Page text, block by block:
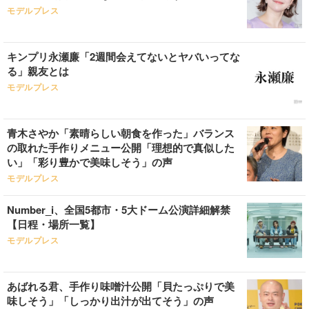
モデルプレス
キンプリ永瀬廉「2週間会えてないとヤバいってな
る」親友とは
モデルプレス
青木さやか「素晴らしい朝食を作った」バランス
の取れた手作りメニュー公開「理想的で真似した
い」「彩り豊かで美味しそう」の声
モデルプレス
Number_i、全国5都市・5大ドーム公演詳細解禁
【日程・場所一覧】
モデルプレス
あばれる君、手作り味噌汁公開「貝たっぷりで美
味しそう」「しっかり出汁が出てそう」の声